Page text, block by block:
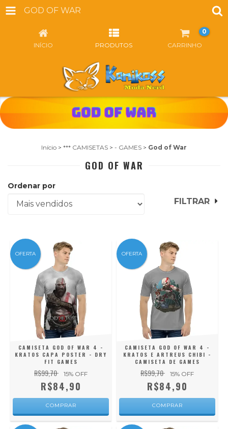
GOD OF WAR
INÍCIO PRODUTOS CARRINHO
0
Início > *** CAMISETAS > - GAMES > God of War
GOD OF WAR
Ordenar por
FILTRAR
OFERTA
CAMISETA GOD OF WAR 4 -
KRATOS CAPA POSTER - DRY
FIT GAMES
R$99,70 15% OFF
R$84,90
COMPRAR
OFERTA
CAMISETA GOD OF WAR 4 -
KRATOS E ARTREUS CHIBI -
CAMISETA DE GAMES
R$99,70 15% OFF
R$84,90
COMPRAR